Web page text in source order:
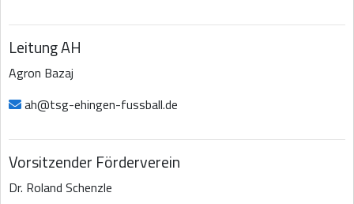
Leitung AH
Agron Bazaj
ah@tsg-ehingen-fussball.de
Vorsitzender Förderverein
Dr. Roland Schenzle